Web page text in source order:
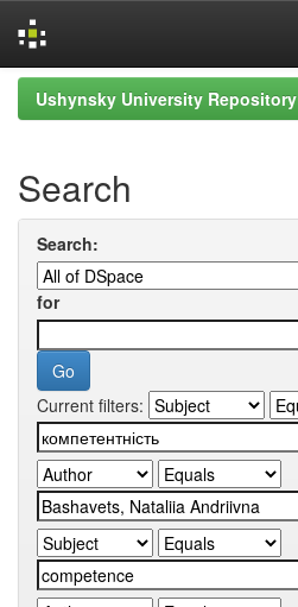
Skip
navigation
Ushynsky University Repository
Search
Search:
for
Current filters: